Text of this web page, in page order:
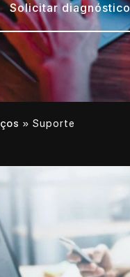
Solicitar diagnóstico
» Suporte